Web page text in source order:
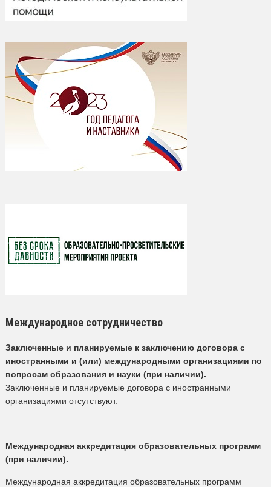
Международное сотрудничество
Заключенные и планируемые к заключению договора с
иностранными и (или) международными организациями по
вопросам образования и науки (при наличии).
Заключенные и планируемые договора с иностранными
организациями отсутствуют.
Международная аккредитация образовательных программ
(при наличии).
Международная аккредитация образовательных программ